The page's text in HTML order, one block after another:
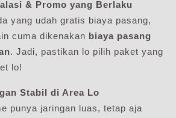
& Promo yang Berlaku
yang udah gratis biaya pasang,
cuma dikenakan biaya pasang
. Jadi, pastikan lo pilih paket yang
lo!
Stabil di Area Lo
punya jaringan luas, tetap aja